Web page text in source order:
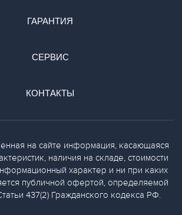
ГАРАНТИЯ
СЕРВИС
КОНТАКТЫ
на сайте информация, касающаяся
наличия на складе, стоимости
характер и ни при каких
публичной офертой, определяемой
437(2) Гражданского кодекса РФ.